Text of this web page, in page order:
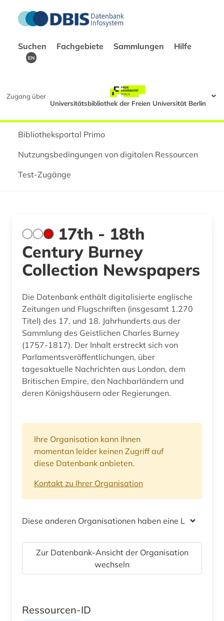
Suchen Fachgebiete Sammlungen Hilfe
EN
Zugang über
Universitätsbibliothek der Freien Universität Berlin
Bibliotheksportal Primo
Nutzungsbedingungen von digitalen Ressourcen
Test-Zugänge
17th - 18th
Century Burney
Collection Newspapers
Die Datenbank enthält digitalisierte englische
Zeitungen und Flugschriften (insgesamt 1.270
Titel) des 17. und 18. Jahrhunderts aus der
Sammlung des Geistlichen Charles Burney
(1757-1817). Der Inhalt erstreckt sich von
Parlamentsveröffentlichungen, über
tagesaktuelle Nachrichten aus London, dem
Britischen Empire, den Nachbarländern und
deren Königshäusern oder Regierungen.
Ihre Organisation kann Ihnen
momentan leider keinen Zugriff auf
diese Datenbank anbieten.
Kontakt zu Ihrer Organisation
Diese anderen Organisationen haben eine Lizenz
Zur Datenbank-Ansicht der Organisation
wechseln
Ressourcen-ID